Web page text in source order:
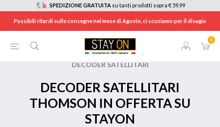
SPEDIZIONE GRATUITA su tanti prodotti sopra € 59,99
Possibili ritardi sulle consegne nel mese di Agosto, ci scusiamo per il disagio
0
BRANDS / THOMSON
DECODER SATELLITARI
DECODER SATELLITARI
THOMSON IN OFFERTA SU
STAYON